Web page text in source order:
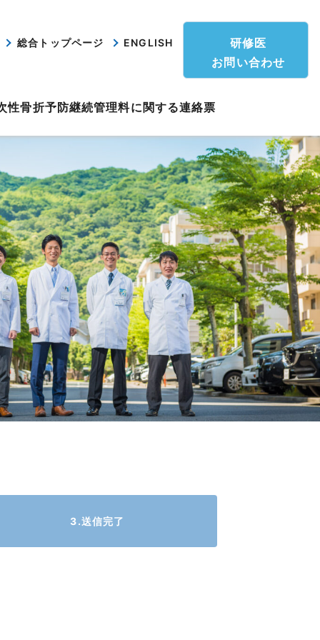
総合トップページ ENGLISH
研修医
お問い合わせ
性骨折予防継続管理料に関する連絡票
3.送信完了